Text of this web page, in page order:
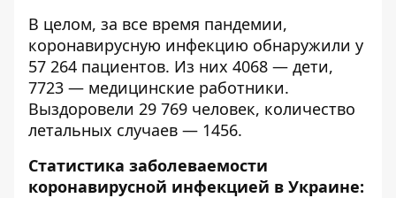
В целом, за все время пандемии,
коронавирусную инфекцию обнаружили у
57 264 пациентов. Из них 4068 — дети,
7723 — медицинские работники.
Выздоровели 29 769 человек, количество
летальных случаев — 1456.
Статистика заболеваемости
коронавирусной инфекцией в Украине: